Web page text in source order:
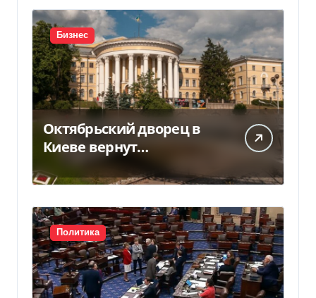
Бизнес
Октябрьский дворец в
Киеве вернут
государству — решение
суда — Delo.ua
Политика